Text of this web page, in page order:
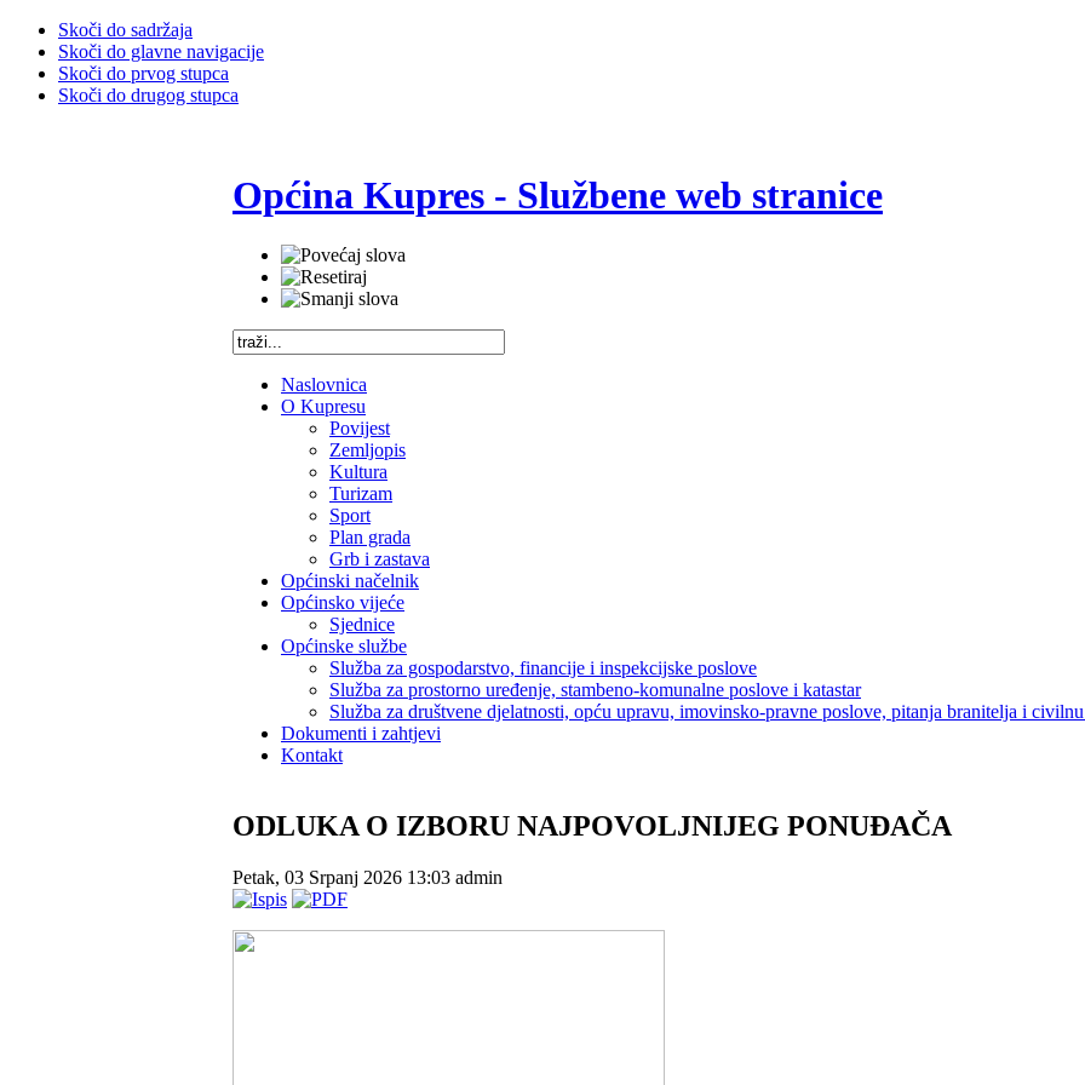
Skoči do sadržaja
Skoči do glavne navigacije
Skoči do prvog stupca
Skoči do drugog stupca
Općina Kupres - Službene web stranice
Naslovnica
O Kupresu
Povijest
Zemljopis
Kultura
Turizam
Sport
Plan grada
Grb i zastava
Općinski načelnik
Općinsko vijeće
Sjednice
Općinske službe
Služba za gospodarstvo, financije i inspekcijske poslove
Služba za prostorno uređenje, stambeno-komunalne poslove i katastar
Služba za društvene djelatnosti, opću upravu, imovinsko-pravne poslove, pitanja branitelja i
Dokumenti i zahtjevi
Kontakt
ODLUKA O IZBORU NAJPOVOLJNIJEG PONUĐAČA
Petak, 03 Srpanj 2026 13:03 admin